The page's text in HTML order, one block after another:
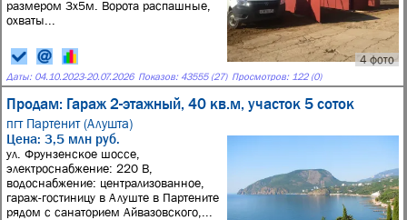
4 фото
размером 3х5м. Ворота распашные,
охваты...
Даты: 04.10.2023-20.07.2026 Показов: 43555 (27) Просмотров: 122 (0)
Продам: Гараж 2-этажный, 40 кв.м, участок 5 соток
пгт Партенит (Алушта)
Цена: 3,5 млн руб.
ул. Фрунзенское шоссе,
электроснабжение: 220 В,
водоснабжение: централизованное,
гараж-гостиницу в Алуште в Партените
рядом с санаторием Айвазовского,...